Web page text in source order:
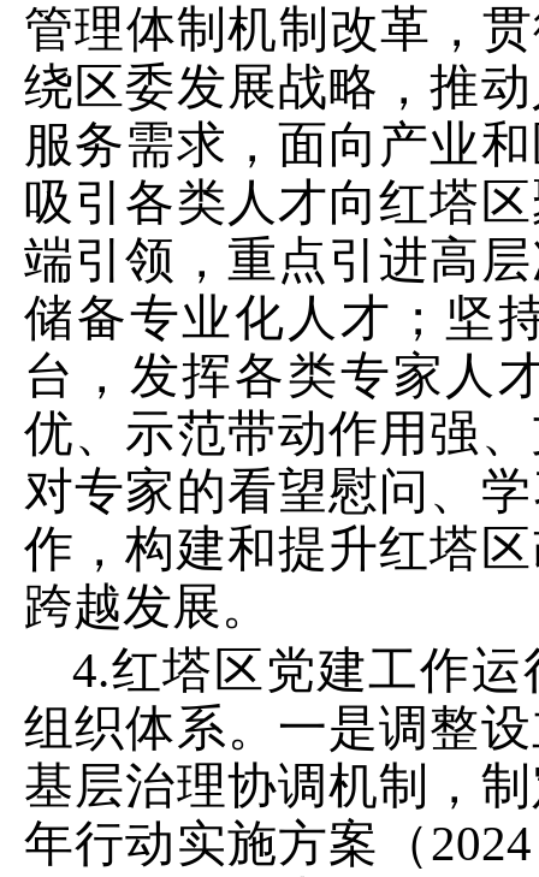
管理体制机制改革，
绕区委发展战略，推
服务需求，面向产业
吸引各类人才向红塔
端引领，重点引进高
储备专业化人才；坚
台，发挥各类专家人
优、示范带动作用强
对专家的看望慰问、
作，构建和提升红塔
跨越发展。
4.红塔区党建工作运
组织体系。一是调整
基层治理协调机制 ，
年行动实施方案（2024